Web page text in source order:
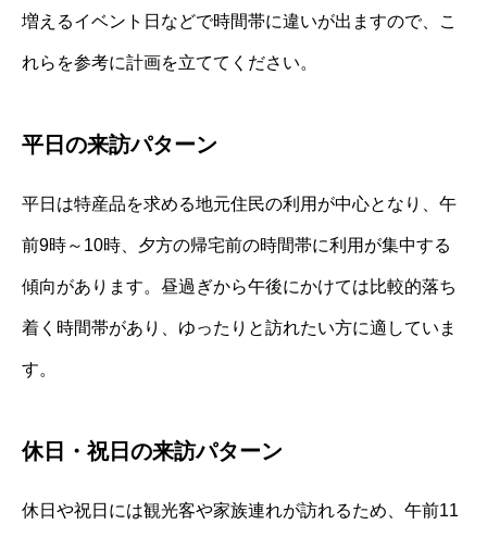
増えるイベント日などで時間帯に違いが出ますので、こ
れらを参考に計画を立ててください。
平日の来訪パターン
平日は特産品を求める地元住民の利用が中心となり、午
前9時～10時、夕方の帰宅前の時間帯に利用が集中する
傾向があります。昼過ぎから午後にかけては比較的落ち
着く時間帯があり、ゆったりと訪れたい方に適していま
す。
休日・祝日の来訪パターン
休日や祝日には観光客や家族連れが訪れるため、午前11